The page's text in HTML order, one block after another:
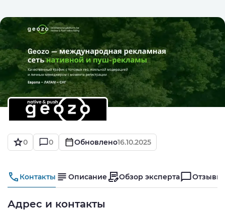
0 0 Обновлено16.10.2025
Контакты Описание Обзор эксперта Отзывы
Адрес и контакты